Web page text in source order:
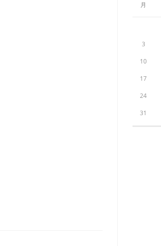
月
3
10
17
24
31